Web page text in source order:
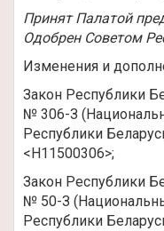
Принят Палатой
Одобрен Советом
Изменения и
Закон Республики
№ 306-З
Республики
<H11500306>;
Закон Республики
№ 50-З
Республики